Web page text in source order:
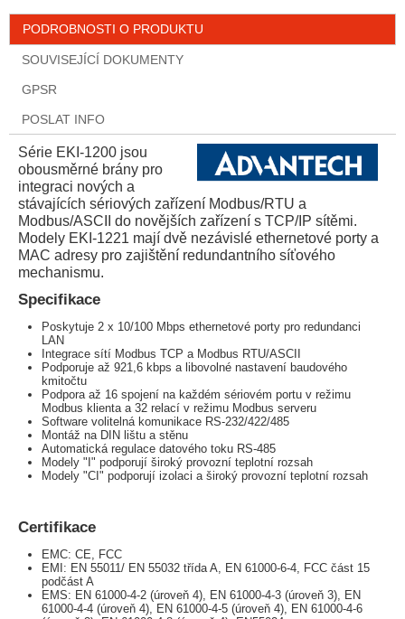
PODROBNOSTI O PRODUKTU
SOUVISEJÍCÍ DOKUMENTY
GPSR
POSLAT INFO
Série EKI-1200 jsou
obousměrné brány pro
integraci nových a
stávajících sériových zařízení Modbus/RTU a
Modbus/ASCII do novějších zařízení s TCP/IP sítěmi.
Modely EKI-1221 mají dvě nezávislé ethernetové porty a
MAC adresy pro zajištění redundantního síťového
mechanismu.
Specifikace
Poskytuje 2 x 10/100 Mbps ethernetové porty pro redundanci
LAN
Integrace sítí Modbus TCP a Modbus RTU/ASCII
Podporuje až 921,6 kbps a libovolné nastavení baudového
kmitočtu
Podpora až 16 spojení na každém sériovém portu v režimu
Modbus klienta a 32 relací v režimu Modbus serveru
Software volitelná komunikace RS-232/422/485
Montáž na DIN lištu a stěnu
Automatická regulace datového toku RS-485
Modely "I" podporují široký provozní teplotní rozsah
Modely "CI" podporují izolaci a široký provozní teplotní rozsah
Certifikace
EMC: CE, FCC
EMI: EN 55011/ EN 55032 třída A, EN 61000-6-4, FCC část 15
podčást A
EMS: EN 61000-4-2 (úroveň 4), EN 61000-4-3 (úroveň 3), EN
61000-4-4 (úroveň 4), EN 61000-4-5 (úroveň 4), EN 61000-4-6